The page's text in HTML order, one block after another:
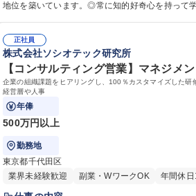
地位を築いています。◎常に知的好奇心を持って
正社員
株式会社ソシオテック研究所
【コンサルティング営業】マネジメ
企業の組織課題をヒアリングし、100％カスタマイズした
経営層や人事
年俸
500万円以上
勤務地
東京都千代田区
業界未経験歓迎
副業・WワークOK 年間休